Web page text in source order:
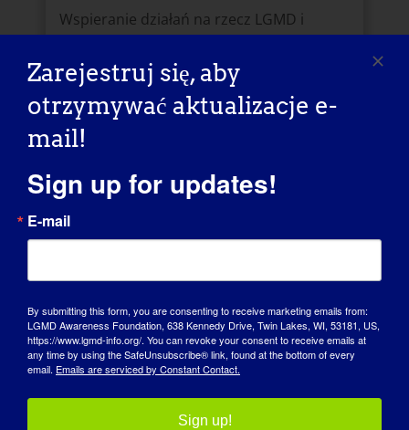
Wspieranie działań na rzecz LGMD i
wydarzenia.
PLIKI LOGO
STYLEGUIDE
Informacja prasowa
Zarejestruj się, aby
otrzymywać aktualizacje e-
mail!
Sign up for updates!
E-mail
By submitting this form, you are consenting to receive marketing emails from:
LGMD Awareness Foundation, 638 Kennedy Drive, Twin Lakes, WI, 53181, US,
https://www.lgmd-info.org/. You can revoke your consent to receive emails at
any time by using the SafeUnsubscribe® link, found at the bottom of every
email. Emails are serviced by Constant Contact.
Sign up!